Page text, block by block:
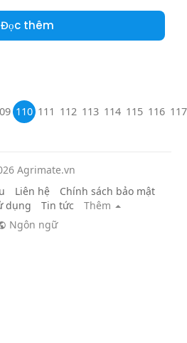
Đọc thêm
110 111 112 113 114 115 116 117
Agrimate.vn
Liên hệ
Chính sách bảo mật
dụng
Tin tức
Thêm
Ngôn ngữ